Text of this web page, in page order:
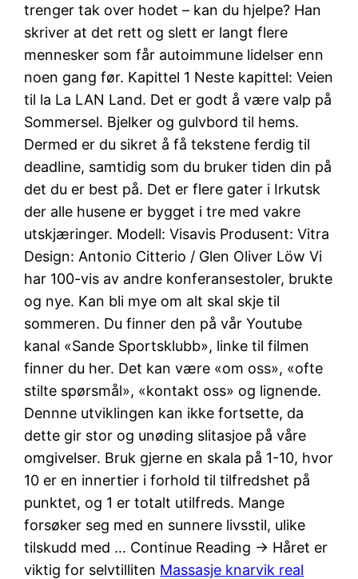
trenger tak over hodet – kan du hjelpe? Han
skriver at det rett og slett er langt flere
mennesker som får autoimmune lidelser enn
noen gang før. Kapittel 1 Neste kapittel: Veien
til la La LAN Land. Det er godt å være valp på
Sommersel. Bjelker og gulvbord til hems.
Dermed er du sikret å få tekstene ferdig til
deadline, samtidig som du bruker tiden din på
det du er best på. Det er flere gater i Irkutsk
der alle husene er bygget i tre med vakre
utskjæringer. Modell: Visavis Produsent: Vitra
Design: Antonio Citterio / Glen Oliver Löw Vi
har 100-vis av andre konferansestoler, brukte
og nye. Kan bli mye om alt skal skje til
sommeren. Du finner den på vår Youtube
kanal «Sande Sportsklubb», linke til filmen
finner du her. Det kan være «om oss», «ofte
stilte spørsmål», «kontakt oss» og lignende.
Dennne utviklingen kan ikke fortsette, da
dette gir stor og unøding slitasjoe på våre
omgivelser. Bruk gjerne en skala på 1-10, hvor
10 er en innertier i forhold til tilfredshet på
punktet, og 1 er totalt utilfreds. Mange
forsøker seg med en sunnere livsstil, ulike
tilskudd med … Continue Reading → Håret er
viktig for selvtilliten Massasje knarvik real